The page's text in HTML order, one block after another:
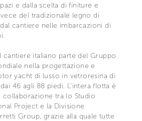
e dalla scelta di finiture e
del tradizionale legno di
cantiere nelle imbarcazioni di
cantiere italiano parte del Gruppo
nella progettazione e
yacht di lusso in vetroresina di
46 agli 88 piedi. L'intera flotta è
collaborazione tra lo Studio
Project e la Divisione
Group, grazie alla quale tutte